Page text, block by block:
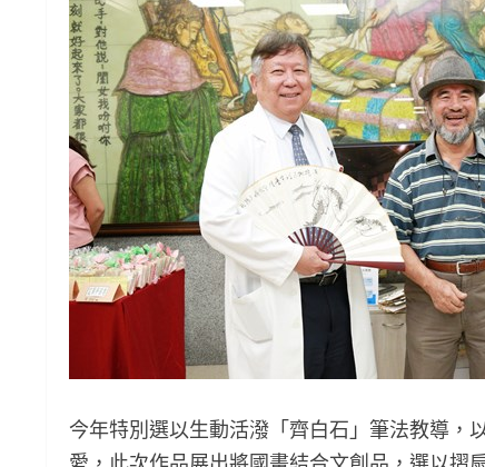
今年特別選以生動活潑「齊白石」筆法教導，